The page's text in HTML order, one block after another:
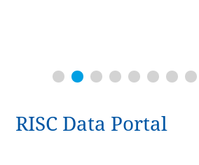
RISC Data Portal